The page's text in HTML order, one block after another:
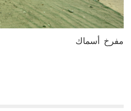
مفرخ أسماك